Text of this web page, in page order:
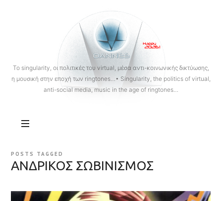
OANNES
To singularity, οι πολιτικές του virtual, μέσα αντι-κοινωνικής δικτύωσης,
η μουσική στην εποχή των ringtones…• Singularity, the politics of virtual,
anti-social media, music in the age of ringtones…
POSTS TAGGED
ΑΝΔΡΙΚΟΣ ΣΩΒΙΝΙΣΜΟΣ